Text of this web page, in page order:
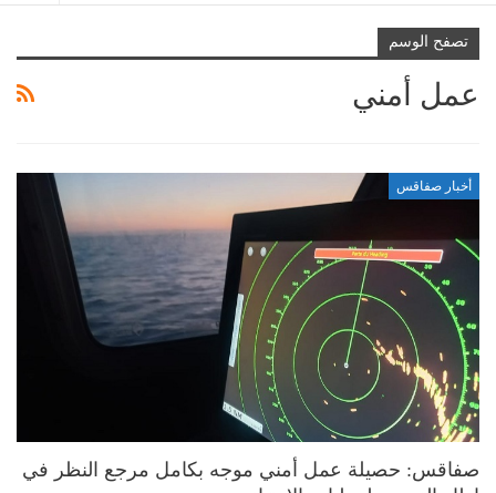
تصفح الوسم
عمل أمني
أخبار صفاقس
صفاقس: حصيلة عمل أمني موجه بكامل مرجع النظر في